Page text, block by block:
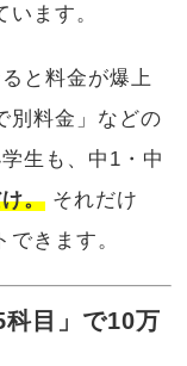
ます。
と料金が爆上
別料金」などの
生も、中1・中
。 それだけ
きます。
目」で10万